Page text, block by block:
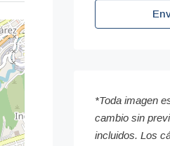
*Toda imagen
cambio sin
incluidos. Los